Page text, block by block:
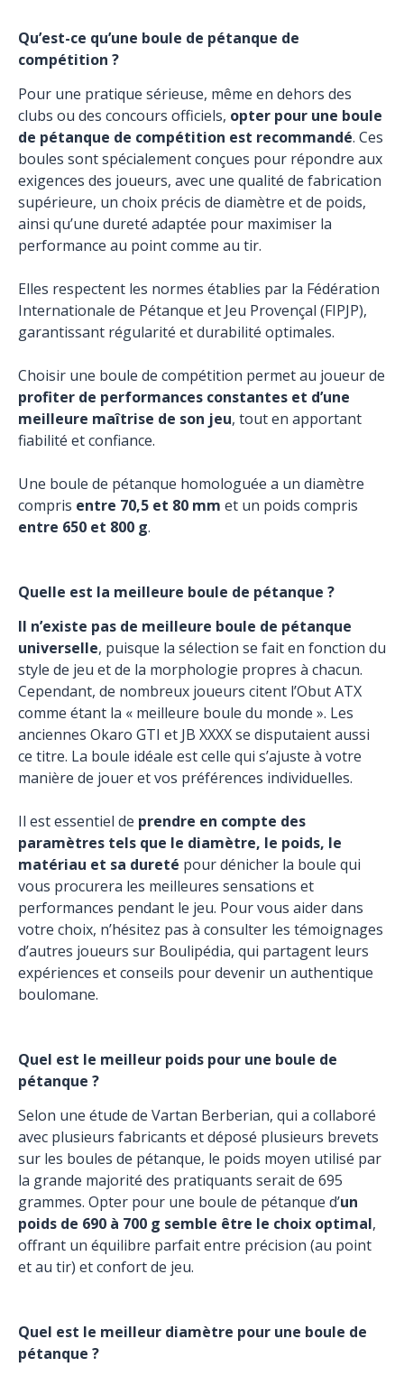
Qu’est-ce qu’une boule de pétanque de
compétition ?
Pour une pratique sérieuse, même en dehors des
clubs ou des concours officiels, opter pour une boule
de pétanque de compétition est recommandé. Ces
boules sont spécialement conçues pour répondre aux
exigences des joueurs, avec une qualité de fabrication
supérieure, un choix précis de diamètre et de poids,
ainsi qu’une dureté adaptée pour maximiser la
performance au point comme au tir.
Elles respectent les normes établies par la Fédération
Internationale de Pétanque et Jeu Provençal (FIPJP),
garantissant régularité et durabilité optimales.
Choisir une boule de compétition permet au joueur de
profiter de performances constantes et d’une
meilleure maîtrise de son jeu, tout en apportant
fiabilité et confiance.
Une boule de pétanque homologuée a un diamètre
compris entre 70,5 et 80 mm et un poids compris
entre 650 et 800 g.
Quelle est la meilleure boule de pétanque ?
Il n’existe pas de meilleure boule de pétanque
universelle, puisque la sélection se fait en fonction du
style de jeu et de la morphologie propres à chacun.
Cependant, de nombreux joueurs citent l’Obut ATX
comme étant la « meilleure boule du monde ». Les
anciennes Okaro GTI et JB XXXX se disputaient aussi
ce titre. La boule idéale est celle qui s’ajuste à votre
manière de jouer et vos préférences individuelles.
Il est essentiel de prendre en compte des
paramètres tels que le diamètre, le poids, le
matériau et sa dureté pour dénicher la boule qui
vous procurera les meilleures sensations et
performances pendant le jeu. Pour vous aider dans
votre choix, n’hésitez pas à consulter les témoignages
d’autres joueurs sur Boulipédia, qui partagent leurs
expériences et conseils pour devenir un authentique
boulomane.
Quel est le meilleur poids pour une boule de
pétanque ?
Selon une étude de Vartan Berberian, qui a collaboré
avec plusieurs fabricants et déposé plusieurs brevets
sur les boules de pétanque, le poids moyen utilisé par
la grande majorité des pratiquants serait de 695
grammes. Opter pour une boule de pétanque d’un
poids de 690 à 700 g semble être le choix optimal,
offrant un équilibre parfait entre précision (au point
et au tir) et confort de jeu.
Quel est le meilleur diamètre pour une boule de
pétanque ?